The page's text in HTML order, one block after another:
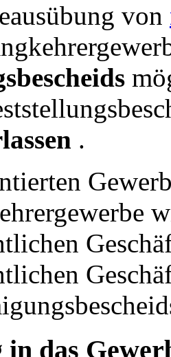
von
.
das